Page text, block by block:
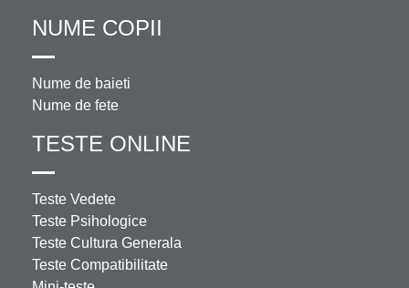
NUME COPII
Nume de baieti
Nume de fete
TESTE ONLINE
Teste Vedete
Teste Psihologice
Teste Cultura Generala
Teste Compatibilitate